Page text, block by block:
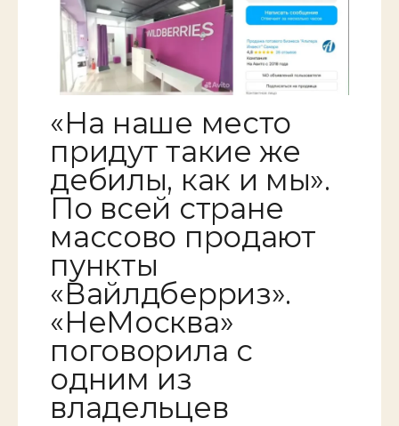
«На наше место
придут такие же
дебилы, как и мы».
По всей стране
массово продают
пункты
«Вайлдберриз».
«НеМосква»
поговорила с
одним из
владельцев